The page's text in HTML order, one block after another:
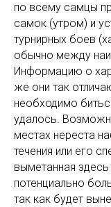
по всему самцы
самок (утром) и
турнирных боев
обычно между
Информацию о
же они так
необходимо
удалось.
местах нереста
течения или его
выметанная
потенциально
так как будет